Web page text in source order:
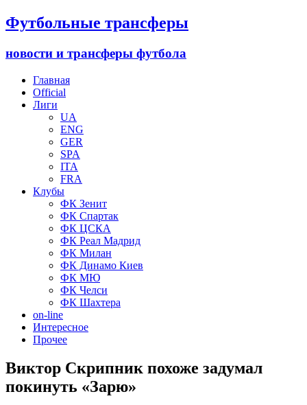
Футбольные трансферы
новости и трансферы футбола
Главная
Official
Лиги
UA
ENG
GER
SPA
ITA
FRA
Клубы
ФК Зенит
ФК Спартак
ФК ЦСКА
ФК Реал Мадрид
ФК Милан
ФК Динамо Киев
ФК МЮ
ФК Челси
ФК Шахтера
on-line
Интересное
Прочее
Виктор Скрипник похоже задумал
покинуть «Зарю»